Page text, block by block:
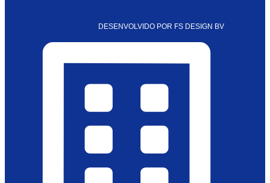
DESENVOLVIDO POR FS DESIGN BV